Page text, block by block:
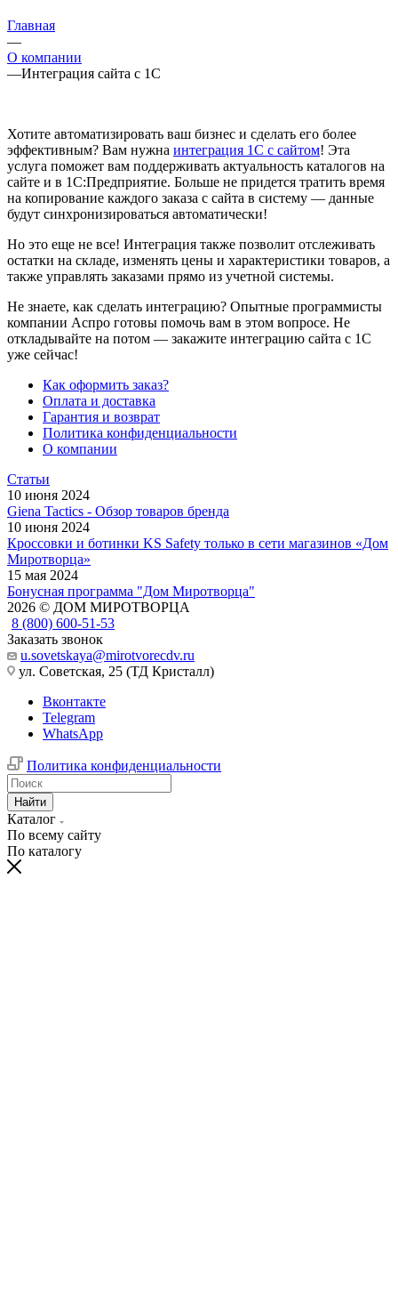
Главная
—
О компании
—Интеграция сайта с 1С
Хотите автоматизировать ваш бизнес и сделать его более
эффективным? Вам нужна интеграция 1С с сайтом! Эта
услуга поможет вам поддерживать актуальность каталогов на
сайте и в 1С:Предприятие. Больше не придется тратить время
на копирование каждого заказа с сайта в систему — данные
будут синхронизироваться автоматически!
Но это еще не все! Интеграция также позволит отслеживать
остатки на складе, изменять цены и характеристики товаров, а
также управлять заказами прямо из учетной системы.
Не знаете, как сделать интеграцию? Опытные программисты
компании Аспро готовы помочь вам в этом вопросе. Не
откладывайте на потом — закажите интеграцию сайта с 1С
уже сейчас!
Как оформить заказ?
Оплата и доставка
Гарантия и возврат
Политика конфиденциальности
О компании
Статьи
10 июня 2024
Giena Tactics - Обзор товаров бренда
10 июня 2024
Кроссовки и ботинки KS Safety только в сети магазинов «Дом
Миротворца»
15 мая 2024
Бонусная программа "Дом Миротворца"
2026 © ДОМ МИРОТВОРЦА
8 (800) 600-51-53
Заказать звонок
u.sovetskaya@mirotvorecdv.ru
ул. Советская, 25 (ТД Кристалл)
Вконтакте
Telegram
WhatsApp
Политика конфиденциальности
Найти
Каталог
По всему сайту
По каталогу